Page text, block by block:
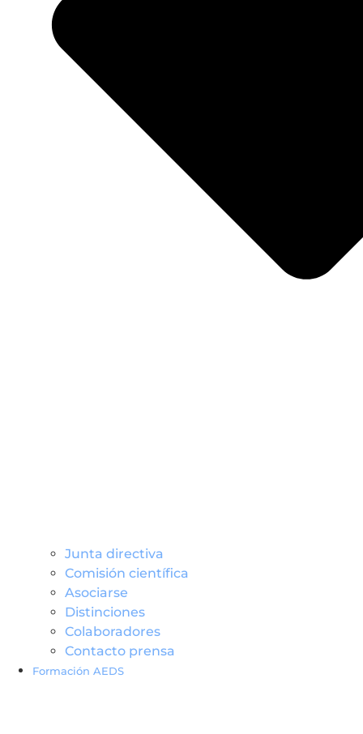
Junta directiva
Comisión científica
Asociarse
Distinciones
Colaboradores
Contacto prensa
Formación AEDS